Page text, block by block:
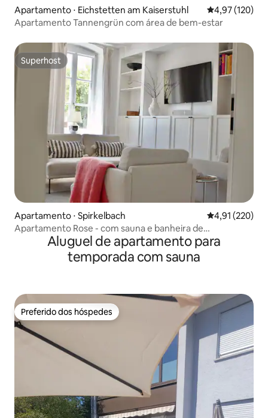
Apartamento ⋅ Eichstetten am Kaiserstuhl 4,97 de uma
4,97 (120)
Apartamento Tannengrün com área de bem-estar
Superhost
Superhost
Apartamento ⋅ Spirkelbach 4,91 de uma
4,91 (220)
Apartamento Rose - com sauna e banheira de
hidromassagem
Aluguel de apartamento para
temporada com sauna
Preferido dos hóspedes
Preferido dos hóspedes